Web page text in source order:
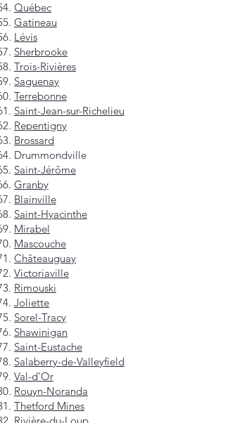
Québec
Gatineau
Lévis
Sherbrooke
Trois-Rivières
Saguenay
Terrebonne
Saint-Jean-sur-Richelieu
Repentigny
Brossard
Drummondville
Saint-Jérôme
Granby
Blainville
Saint-Hyacinthe
Mirabel
Mascouche
Châteauguay
Victoriaville
Rimouski
Joliette
Sorel-Tracy
Shawinigan
Saint-Eustache
Salaberry-de-Valleyfield
Val-d'Or
Rouyn-Noranda
Thetford Mines